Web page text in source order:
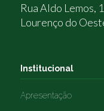
Rua Aldo Lemos,
Lourenço do
Institucional
Apresentação